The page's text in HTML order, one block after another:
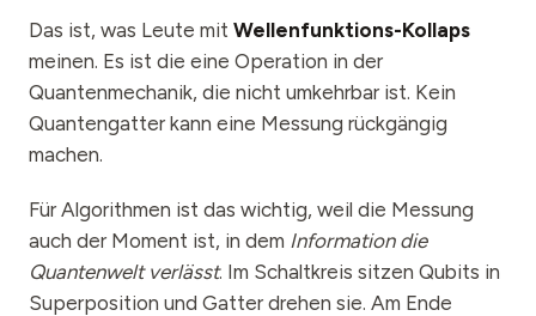
Das ist, was Leute mit Wellenfunktions-Kollaps
meinen. Es ist die eine Operation in der
Quantenmechanik, die nicht umkehrbar ist. Kein
Quantengatter kann eine Messung rückgängig
machen.
Für Algorithmen ist das wichtig, weil die Messung
auch der Moment ist, in dem Information die
Quantenwelt verlässt. Im Schaltkreis sitzen Qubits in
Superposition und Gatter drehen sie. Am Ende